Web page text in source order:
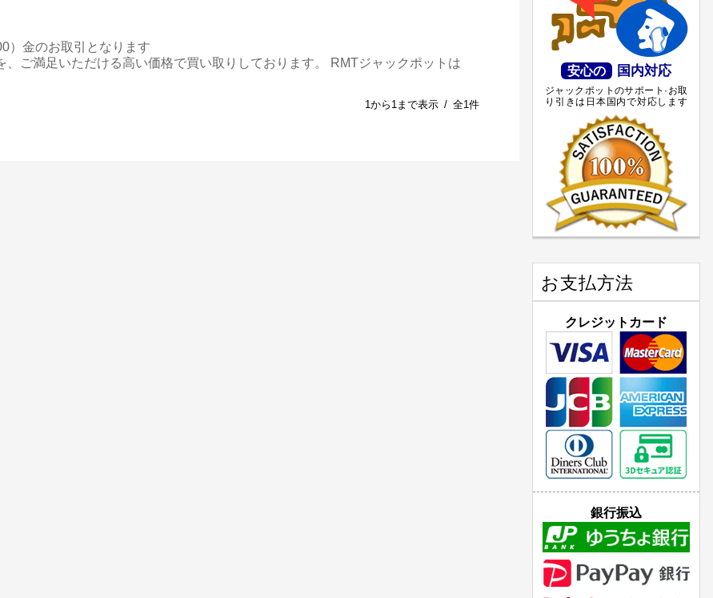
）金のお取引となります
ご満足いただける高い価格で買い取りしております。 RMTジャックポットは
1から1まで表示 / 全1件
安心の 国内対応
ジャックポットのサポート·お取
り引きは日本国内で対応します
お支払方法
クレジットカード
銀行振込